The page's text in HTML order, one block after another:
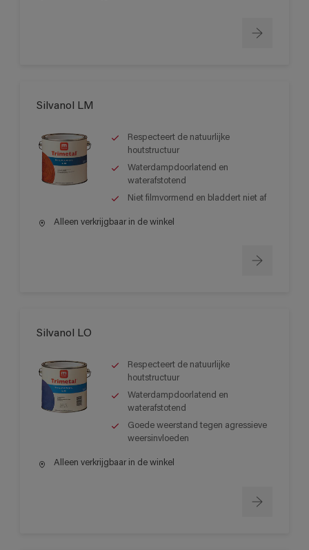
Silvanol LM
Respecteert de natuurlijke
houtstructuur
Waterdampdoorlatend en
waterafstotend
Niet filmvormend en bladdert niet af
Alleen verkrijgbaar in de winkel
Silvanol LO
Respecteert de natuurlijke
houtstructuur
Waterdampdoorlatend en
waterafstotend
Goede weerstand tegen agressieve
weersinvloeden
Alleen verkrijgbaar in de winkel